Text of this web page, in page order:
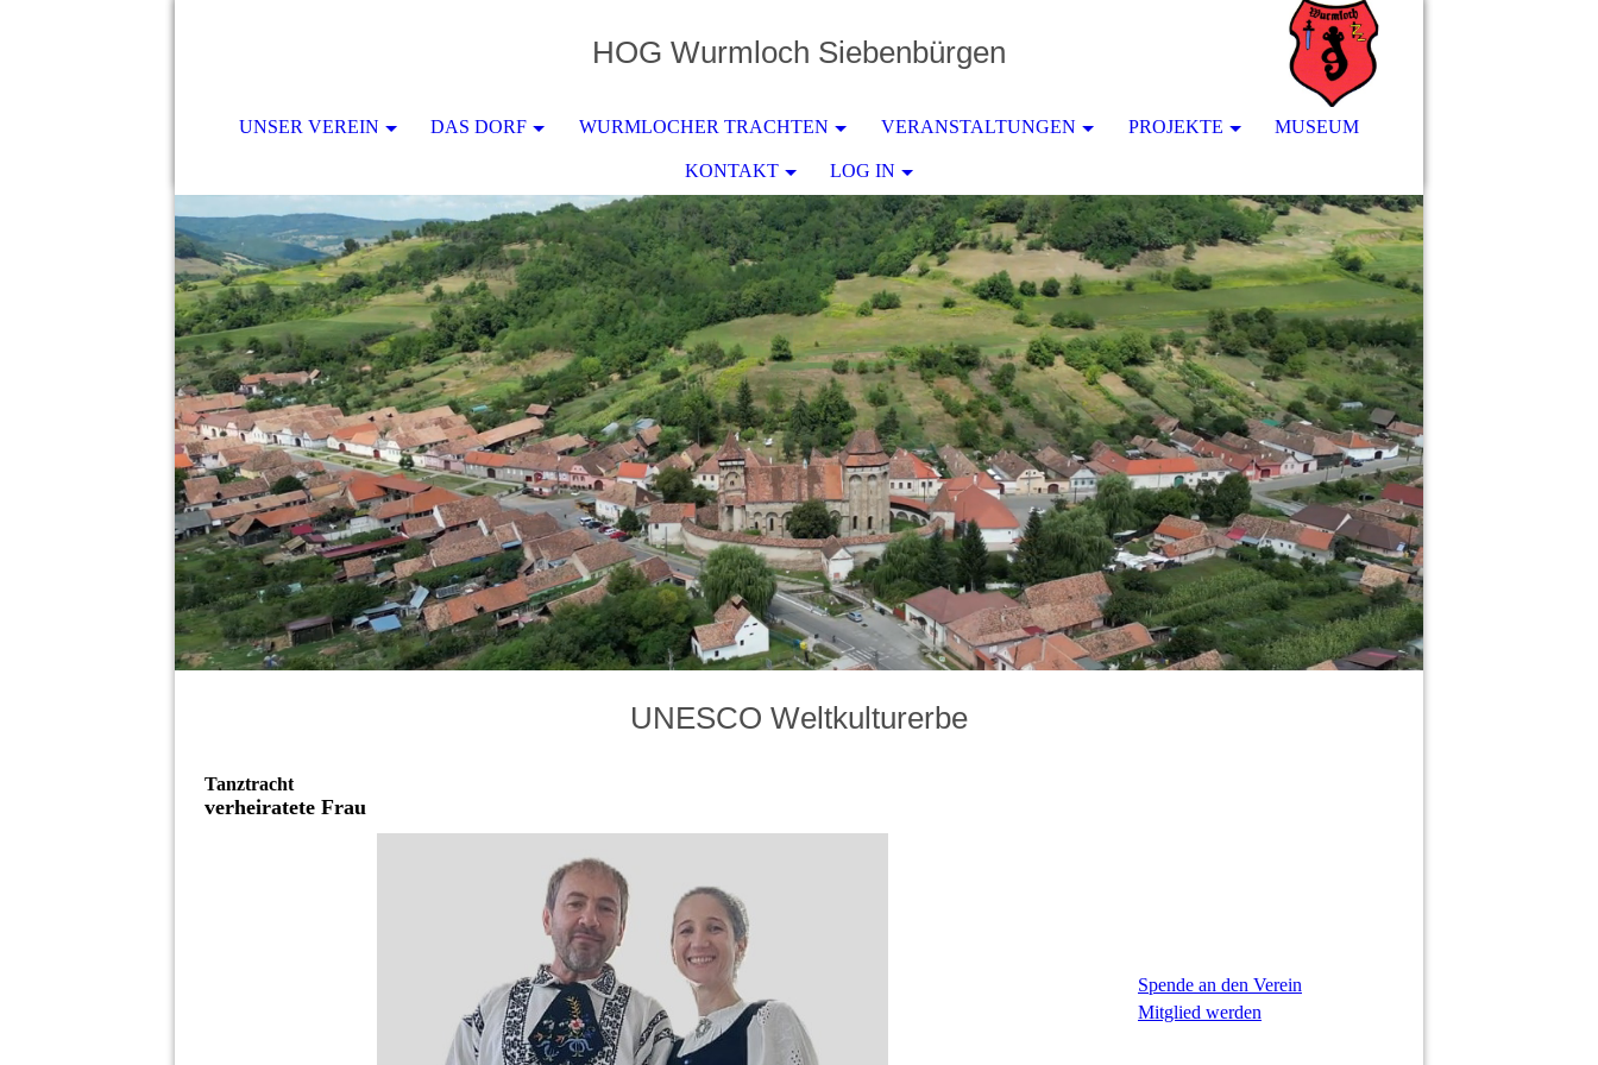
HOG Wurmloch Siebenbürgen
UNSER VEREIN DAS DORF WURMLOCHER TRACHTEN VERANSTALTUNGEN PROJEKTE MUSEUM
KONTAKT LOG IN
UNESCO Weltkulturerbe
Tanztracht
verheiratete Frau
Spende an den Verein
Mitglied werden